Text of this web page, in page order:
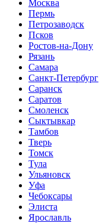
Москва
Пермь
Петрозаводск
Псков
Ростов-на-Дону
Рязань
Самара
Санкт-Петербург
Саранск
Саратов
Смоленск
Сыктывкар
Тамбов
Тверь
Томск
Тула
Ульяновск
Уфа
Чебоксары
Элиста
Ярославль